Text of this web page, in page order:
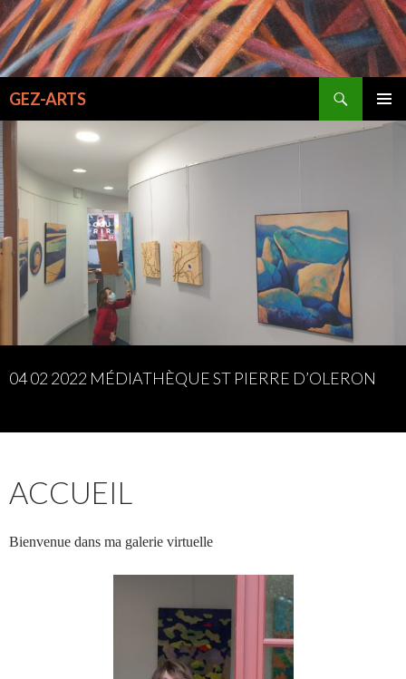
GEZ-ARTS
MENU
CONTENU
04 02 2022 MÉDIATHÈQUE ST PIERRE D’OLERON
ACCUEIL
Bienvenue dans ma galerie virtuelle